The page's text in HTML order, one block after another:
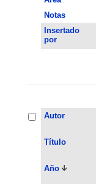
Notas
Insertado
por
Autor
Título
Año